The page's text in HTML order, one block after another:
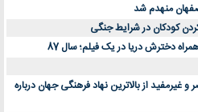
کودکان در شرایط جنگی
دخترش دریا در یک فیلم؛ سال 87
غیرمفید از بالاترین نهاد فرهنگی جهان درباره